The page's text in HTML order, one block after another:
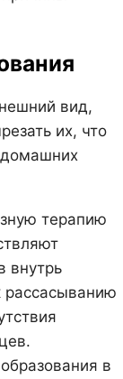
вид,
их, что
домашних
терапию
внутрь
рассасыванию
в